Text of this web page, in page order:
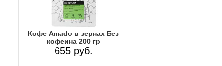
Кофе Amado в зернах Без
кофеина 200 гр
655 руб.